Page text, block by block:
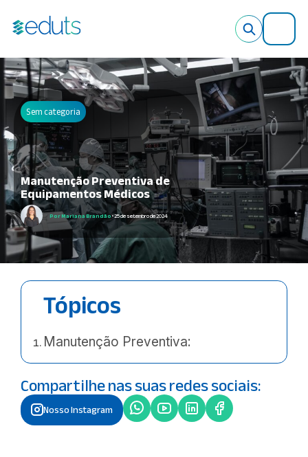
Sem categoria
Manutenção Preventiva de
Equipamentos Médicos
Por Mariana Brandão• 25 de setembro de 2024
Tópicos
Manutenção Preventiva:
Compartilhe nas suas redes sociais:
Nosso Instagram